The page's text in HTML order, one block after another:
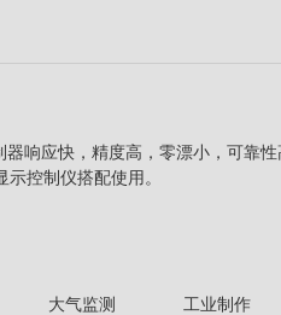
响应快，精度高，零漂小，可靠
控制仪搭配使用。
大气监测 工业制作